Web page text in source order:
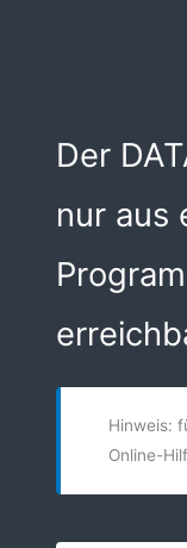
Der
nur aus
Hinweis:
Online-